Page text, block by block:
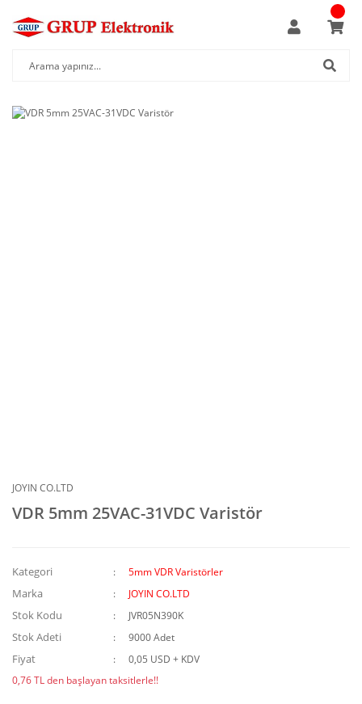
JOYIN CO.LTD
VDR 5mm 25VAC-31VDC Varistör
Kategori 5mm VDR Varistörler
Marka JOYIN CO.LTD
Stok Kodu JVR05N390K
Stok Adeti 9000 Adet
Fiyat
0,05 USD + KDV
0,76 TL den başlayan taksitlerle!!